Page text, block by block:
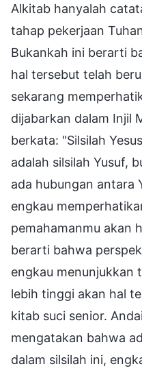
Alkitab hanyalah
tahap pekerjaan
Bukankah ini berarti
hal tersebut telah
sekarang
dijabarkan dalam Injil
berkata: "Silsilah
adalah silsilah Yusuf,
ada hubungan antara
engkau
pemahamanmu akan
berarti bahwa
engkau menunjukkan
lebih tinggi akan hal
kitab suci senior.
mengatakan bahwa
dalam silsilah ini,